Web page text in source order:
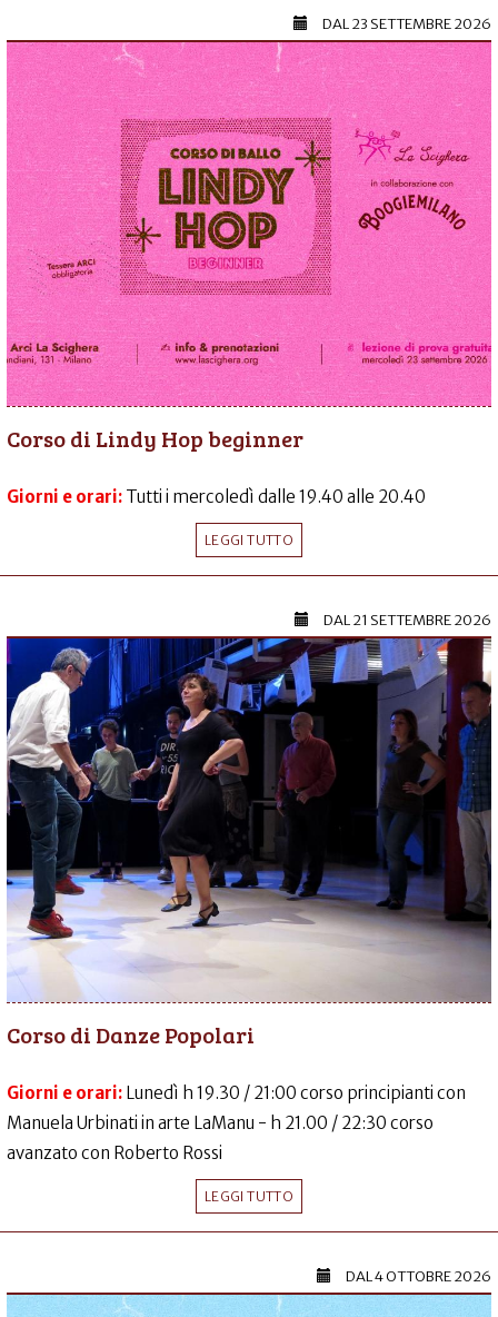
DAL23 SETTEMBRE 2026
Corso di Lindy Hop beginner
Giorni e orari: Tutti i mercoledì dalle 19.40 alle 20.40
LEGGI TUTTO
DAL21 SETTEMBRE 2026
Corso di Danze Popolari
Giorni e orari: Lunedì h 19.30 / 21:00 corso principianti con
Manuela Urbinati in arte LaManu - h 21.00 / 22:30 corso
avanzato con Roberto Rossi
LEGGI TUTTO
DAL4 OTTOBRE 2026